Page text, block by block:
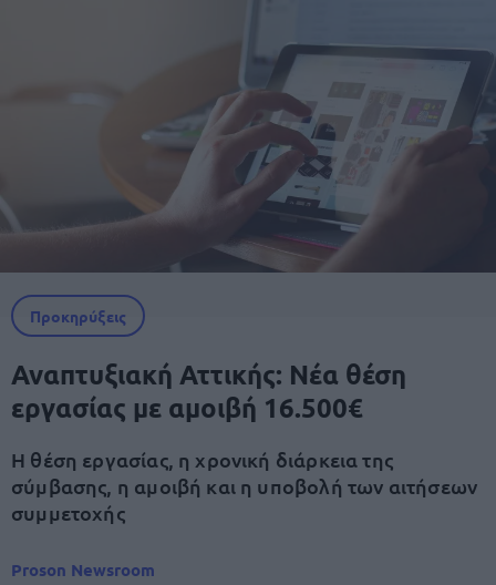
Προκηρύξεις
Αναπτυξιακή Αττικής: Νέα θέση
εργασίας με αμοιβή 16.500€
Η θέση εργασίας, η χρονική διάρκεια της
σύμβασης, η αμοιβή και η υποβολή των αιτήσεων
συμμετοχής
Proson Newsroom